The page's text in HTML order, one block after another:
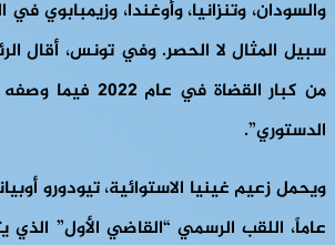
والسودان، وتنزانيا، وأوغندا، وزيمبابوي
من كبار القضاة في
الدستوري”.
عاماً، اللقب الرسمي “القاضي الأول”